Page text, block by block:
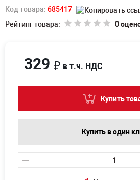
Код товара: 685417
Рейтинг товара:
0
329 ₽ в т.ч. НДС
Купить
Купить в один